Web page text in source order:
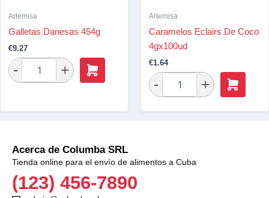
Artemisa
Galletas Danesas 454g
€9.27
Artemisa
Caramelos Eclairs De Coco
4gx100ud
€1.64
Acerca de Columba SRL
Tienda online para el envío de alimentos a Cuba
(123) 456-7890